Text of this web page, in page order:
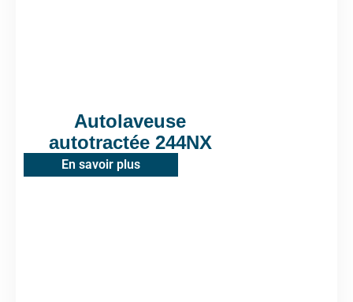
Autolaveuse
autotractée 244NX
En savoir plus